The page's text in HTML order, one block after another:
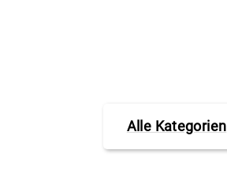
Alle Kategorien